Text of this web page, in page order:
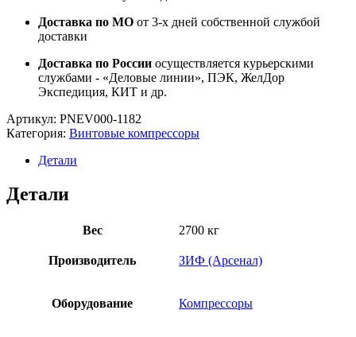
Доставка по МО от 3-х дней собственной службой
доставки
Доставка по России осуществляется курьерскими
службами - «Деловые линии», ПЭК, ЖелДор
Экспедиция, КИТ и др.
Артикул: PNEV000-1182
Категория: Винтовые компрессоры
Детали
Детали
Вес 2700 кг
Производитель ЗИФ (Арсенал)
Оборудование Компрессоры